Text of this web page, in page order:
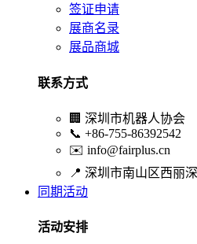
签证申请
展商名录
展品商城
联系方式
🏢 深圳市机器人协会
📞 +86-755-86392542
✉️ info@fairplus.cn
📍 深圳市南山区西丽
同期活动
活动安排